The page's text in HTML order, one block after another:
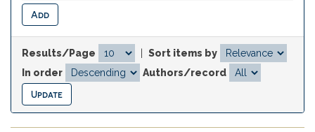
Results/Page
Sort items by
In order
Authors/record